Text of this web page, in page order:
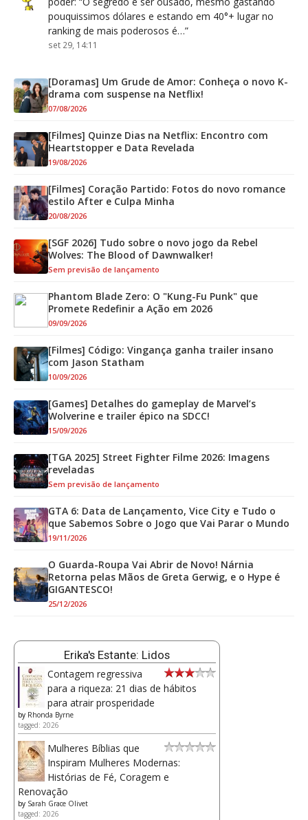
pouquissimos dólares e estando em 40°+ lugar no
ranking de mais poderosos é…”
set 29, 14:11
[Doramas] Um Grude de Amor: Conheça o novo K-
drama com suspense na Netflix!
07/08/2026
[Filmes] Quinze Dias na Netflix: Encontro com
Heartstopper e Data Revelada
19/08/2026
[Filmes] Coração Partido: Fotos do novo romance
estilo After e Culpa Minha
20/08/2026
[SGF 2026] Tudo sobre o novo jogo da Rebel
Wolves: The Blood of Dawnwalker!
Sem previsão de lançamento
Phantom Blade Zero: O "Kung-Fu Punk" que
Promete Redefinir a Ação em 2026
09/09/2026
[Filmes] Código: Vingança ganha trailer insano
com Jason Statham
10/09/2026
[Games] Detalhes do gameplay de Marvel’s
Wolverine e trailer épico na SDCC!
15/09/2026
[TGA 2025] Street Fighter Filme 2026: Imagens
reveladas
Sem previsão de lançamento
GTA 6: Data de Lançamento, Vice City e Tudo o
que Sabemos Sobre o Jogo que Vai Parar o Mundo
19/11/2026
O Guarda-Roupa Vai Abrir de Novo! Nárnia
Retorna pelas Mãos de Greta Gerwig, e o Hype é
GIGANTESCO!
25/12/2026
Erika's Estante: Lidos
Contagem regressiva
para a riqueza: 21 dias de hábitos
para atrair prosperidade
by Rhonda Byrne
tagged: 2026
Mulheres Bíblias que
Inspiram Mulheres Modernas:
Histórias de Fé, Coragem e
Renovação
by Sarah Grace Olivet
tagged: 2026